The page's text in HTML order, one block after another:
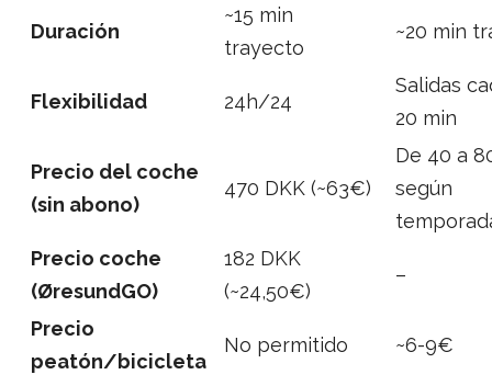
Duración
~15 min
trayecto
~20 min
Flexibilidad 24h/24
Salidas
20 min
Precio del coche
(sin abono)
470 DKK (~63€)
De 40 a
según
Precio coche
(ØresundGO)
182 DKK
(~24,50€)
–
Precio
peatón/bicicleta
No permitido ~6-9€